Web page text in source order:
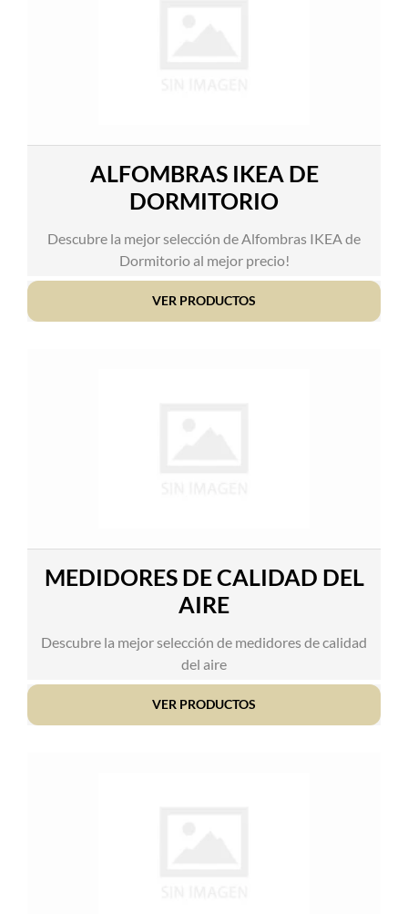
ALFOMBRAS IKEA DE
DORMITORIO
Descubre la mejor selección de Alfombras IKEA de
Dormitorio al mejor precio!
VER PRODUCTOS
MEDIDORES DE CALIDAD DEL
AIRE
Descubre la mejor selección de medidores de calidad
del aire
VER PRODUCTOS